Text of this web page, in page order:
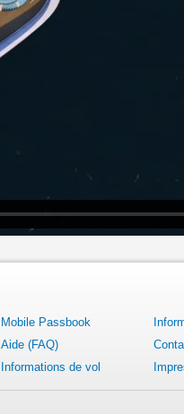
Mobile Passbook
Aide (FAQ)
Informations de vol